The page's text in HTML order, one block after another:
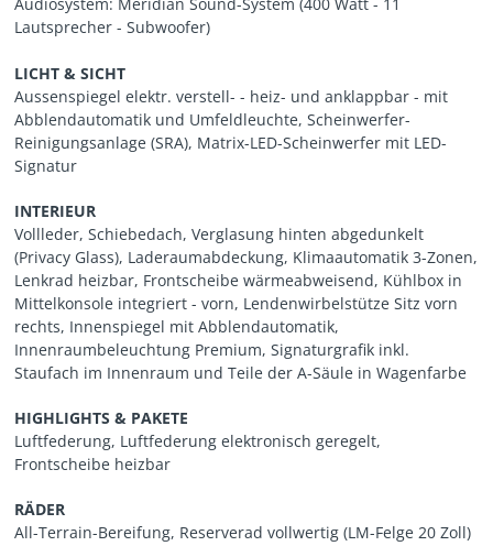
Audiosystem: Meridian Sound-System (400 Watt - 11
Lautsprecher - Subwoofer)
LICHT & SICHT
Aussenspiegel elektr. verstell- - heiz- und anklappbar - mit
Abblendautomatik und Umfeldleuchte, Scheinwerfer-
Reinigungsanlage (SRA), Matrix-LED-Scheinwerfer mit LED-
Signatur
INTERIEUR
Vollleder, Schiebedach, Verglasung hinten abgedunkelt
(Privacy Glass), Laderaumabdeckung, Klimaautomatik 3-Zonen,
Lenkrad heizbar, Frontscheibe wärmeabweisend, Kühlbox in
Mittelkonsole integriert - vorn, Lendenwirbelstütze Sitz vorn
rechts, Innenspiegel mit Abblendautomatik,
Innenraumbeleuchtung Premium, Signaturgrafik inkl.
Staufach im Innenraum und Teile der A-Säule in Wagenfarbe
HIGHLIGHTS & PAKETE
Luftfederung, Luftfederung elektronisch geregelt,
Frontscheibe heizbar
RÄDER
All-Terrain-Bereifung, Reserverad vollwertig (LM-Felge 20 Zoll)